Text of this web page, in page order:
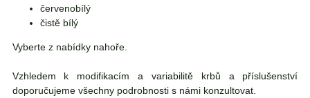
červenobílý
čistě bílý
Vyberte z nabídky nahoře.
Vzhledem k modifikacím a variabilitě krbů a příslušenství
doporučujeme všechny podrobnosti s námi konzultovat.